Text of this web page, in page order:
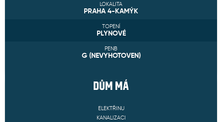
LOKALITA
PRAHA 4-KAMÝK
TOPENÍ
PLYNOVÉ
PENB
G (NEVYHOTOVEN)
DŮMMÁ
ELEKTŘINU
KANALIZACI